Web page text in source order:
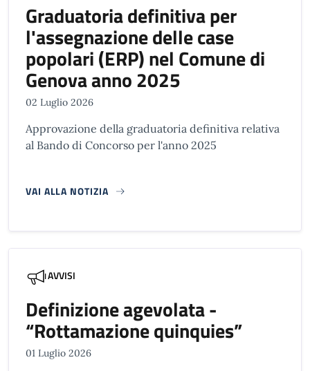
Graduatoria definitiva per
l'assegnazione delle case
popolari (ERP) nel Comune di
Genova anno 2025
02 Luglio 2026
Approvazione della graduatoria definitiva relativa
al Bando di Concorso per l'anno 2025
VAI ALLA NOTIZIA
AVVISI
Definizione agevolata -
“Rottamazione quinquies”
01 Luglio 2026